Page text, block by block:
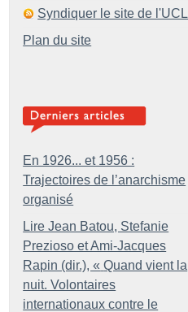
Syndiquer le site de l'UCL
Plan du site
En 1926... et 1956 :
Trajectoires de l’anarchisme
organisé
Lire Jean Batou, Stefanie
Prezioso et Ami-Jacques
Rapin (dir.), « Quand vient la
nuit. Volontaires
internationaux contre le